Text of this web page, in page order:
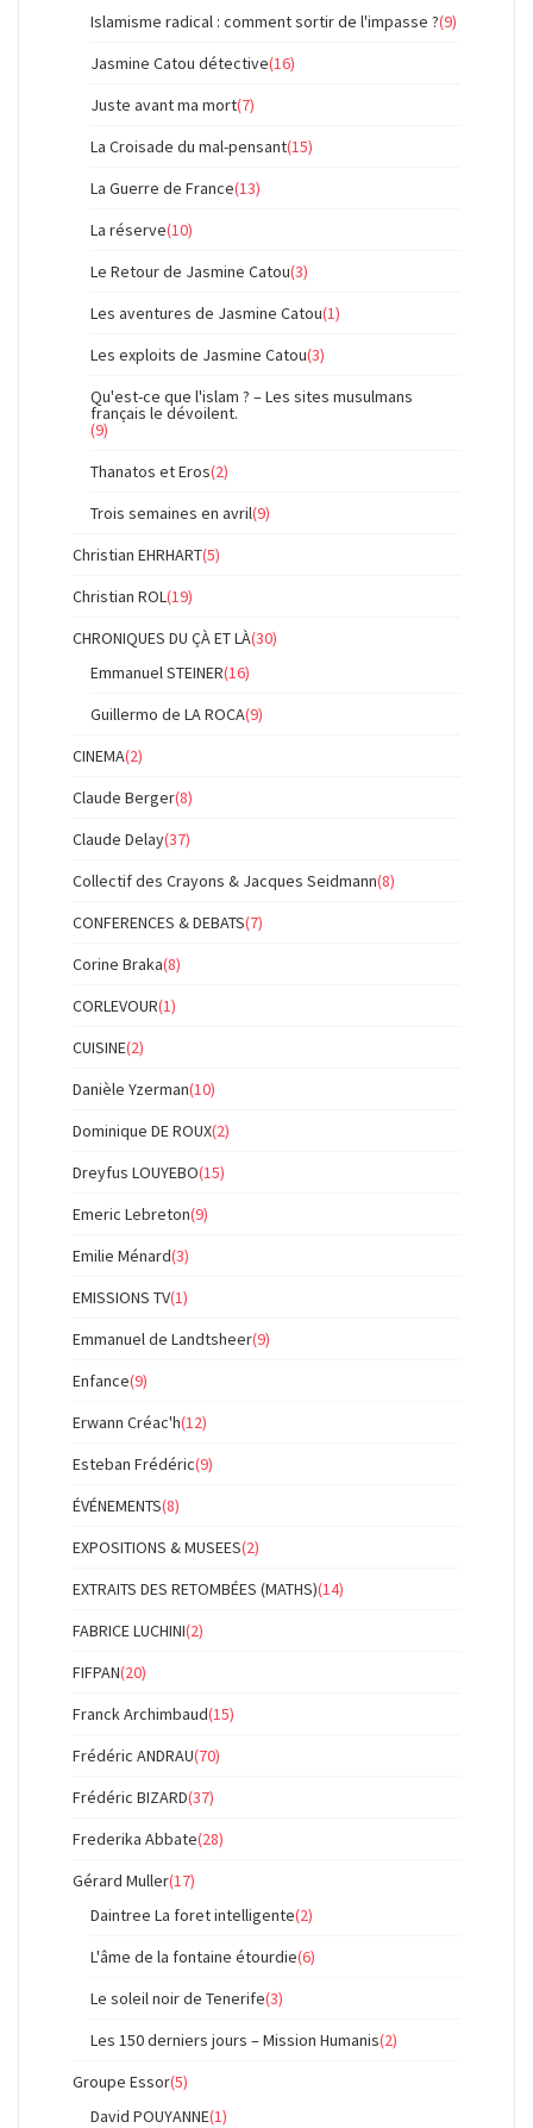
Islamisme radical : comment sortir de l'impasse ?(9)
Jasmine Catou détective(16)
Juste avant ma mort(7)
La Croisade du mal-pensant(15)
La Guerre de France(13)
La réserve(10)
Le Retour de Jasmine Catou(3)
Les aventures de Jasmine Catou(1)
Les exploits de Jasmine Catou(3)
Qu'est-ce que l'islam ? – Les sites musulmans
français le dévoilent.
(9)
Thanatos et Eros(2)
Trois semaines en avril(9)
Christian EHRHART(5)
Christian ROL(19)
CHRONIQUES DU ÇÀ ET LÀ(30)
Emmanuel STEINER(16)
Guillermo de LA ROCA(9)
CINEMA(2)
Claude Berger(8)
Claude Delay(37)
Collectif des Crayons & Jacques Seidmann(8)
CONFERENCES & DEBATS(7)
Corine Braka(8)
CORLEVOUR(1)
CUISINE(2)
Danièle Yzerman(10)
Dominique DE ROUX(2)
Dreyfus LOUYEBO(15)
Emeric Lebreton(9)
Emilie Ménard(3)
EMISSIONS TV(1)
Emmanuel de Landtsheer(9)
Enfance(9)
Erwann Créac'h(12)
Esteban Frédéric(9)
ÉVÉNEMENTS(8)
EXPOSITIONS & MUSEES(2)
EXTRAITS DES RETOMBÉES (MATHS)(14)
FABRICE LUCHINI(2)
FIFPAN(20)
Franck Archimbaud(15)
Frédéric ANDRAU(70)
Frédéric BIZARD(37)
Frederika Abbate(28)
Gérard Muller(17)
Daintree La foret intelligente(2)
L'âme de la fontaine étourdie(6)
Le soleil noir de Tenerife(3)
Les 150 derniers jours – Mission Humanis(2)
Groupe Essor(5)
David POUYANNE(1)